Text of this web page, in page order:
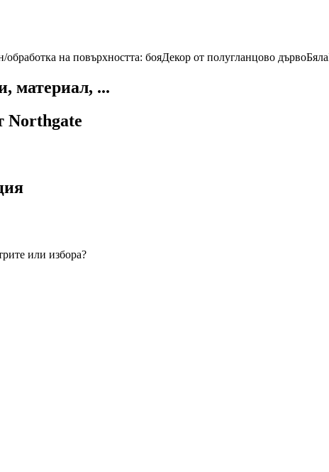
на повърхността: бояДекор от полугланцово дървоБяла
материал, ...
Northgate
или избора?